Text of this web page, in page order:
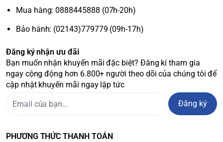
Mua hàng: 0888445888 (07h-20h)
Bảo hành: (02143)779779 (09h-17h)
Đăng ký nhận ưu đãi
Bạn muốn nhận khuyến mãi đặc biệt? Đăng kí tham gia
ngay cộng động hơn 6.800+ người theo dõi của chúng tôi để
cập nhật khuyến mãi ngay lập tức
Đăng ký
PHƯƠNG THỨC THANH TOÁN